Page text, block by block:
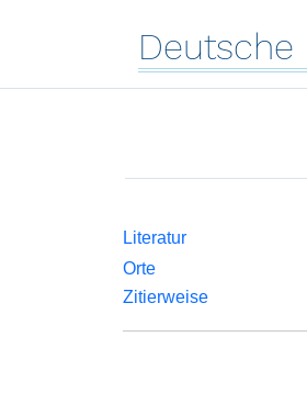
Deutsche
Literatur
Orte
Zitierweise